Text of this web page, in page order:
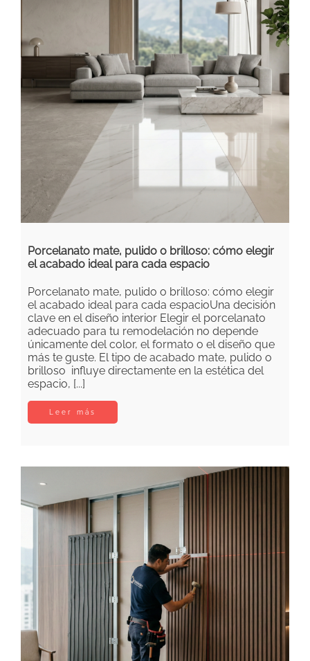
Porcelanato mate, pulido o brilloso: cómo elegir
el acabado ideal para cada espacio
Porcelanato mate, pulido o brilloso: cómo elegir
el acabado ideal para cada espacioUna decisión
clave en el diseño interior Elegir el porcelanato
adecuado para tu remodelación no depende
únicamente del color, el formato o el diseño que
más te guste. El tipo de acabado mate, pulido o
brilloso influye directamente en la estética del
espacio, [...]
Leer más